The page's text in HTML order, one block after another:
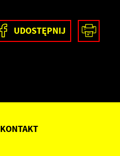
UDOSTĘPNIJ
KONTAKT